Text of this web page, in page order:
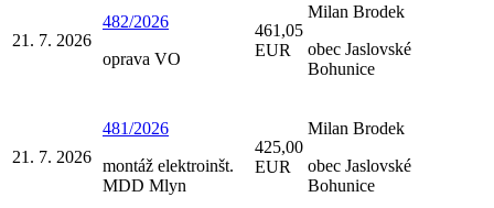
21. 7. 2026
482/2026
oprava VO
461,05
EUR
Milan Brodek
obec Jaslovské
Bohunice
21. 7. 2026
481/2026
montáž elektroinšt.
MDD Mlyn
425,00
EUR
Milan Brodek
obec Jaslovské
Bohunice